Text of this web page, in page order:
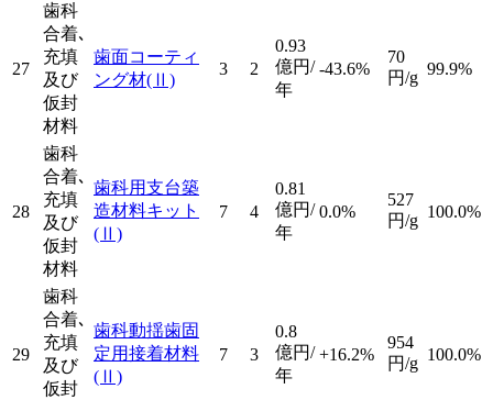
27
歯科
合着､
充填
及び
仮封
材料
歯面コーティ
ング材(Ⅱ)
3 2
0.93
億円/
年
-43.6%
70
円/g 99.9%
28
歯科
合着､
充填
及び
仮封
材料
歯科用支台築
造材料キット
(Ⅱ)
7 4
0.81
億円/
年
0.0%
527
円/g 100.0%
29
歯科
合着､
充填
及び
仮封
歯科動揺歯固
定用接着材料
(Ⅱ)
7 3
0.8
億円/
年
+16.2%
954
円/g 100.0%